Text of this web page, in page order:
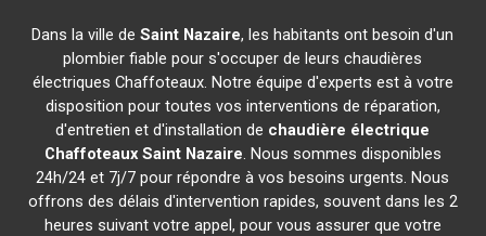
Dans la ville deSaint Nazaire, les habitants ont besoin d'un
plombier fiable pour s'occuper de leurs chaudières
électriques Chaffoteaux. Notre équipe d'experts est à votre
disposition pour toutes vos interventions de réparation,
d'entretien et d'installation de chaudière électrique
Chaffoteaux Saint Nazaire. Nous sommes disponibles
24h/24 et 7j/7 pour répondre à vos besoins urgents. Nous
offrons des délais d'intervention rapides, souvent dans les 2
heures suivant votre appel, pour vous assurer que votre